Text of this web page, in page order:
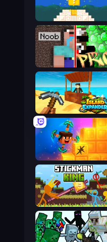
Noob vs Pro: Challenge
Island Expander
Merge & Dig!
Stickman King